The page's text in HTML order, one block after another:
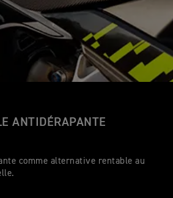
ANTIDÉRAPANTE
comme alternative rentable au